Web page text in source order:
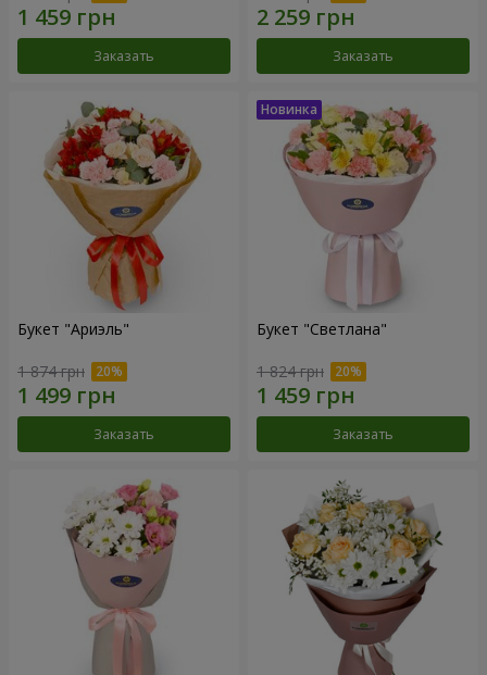
Заказать Заказать
Букет "Ариэль"
1 874 грн
Заказать
Букет "Светлана"
1 824 грн
Заказать